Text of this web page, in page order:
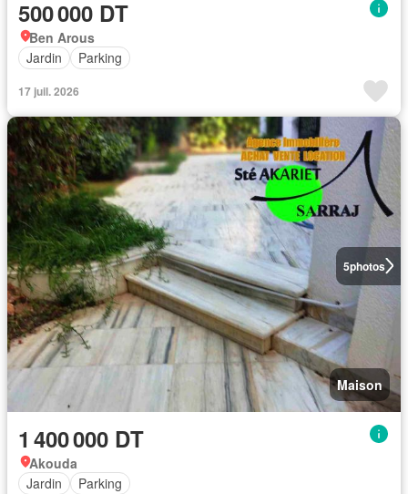
500 000 DT
Ben Arous
Jardin
Parking
17 juil. 2026
5photos
Maison
1 400 000 DT
Akouda
Jardin
Parking